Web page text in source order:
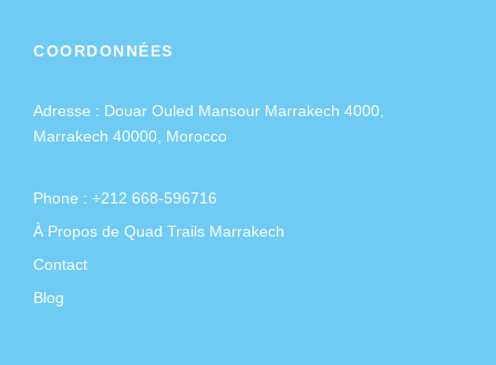
COORDONNÉES
Adresse : Douar Ouled Mansour Marrakech 4000,
Marrakech 40000, Morocco
Phone : +212 668-596716
À Propos de Quad Trails Marrakech
Contact
Blog